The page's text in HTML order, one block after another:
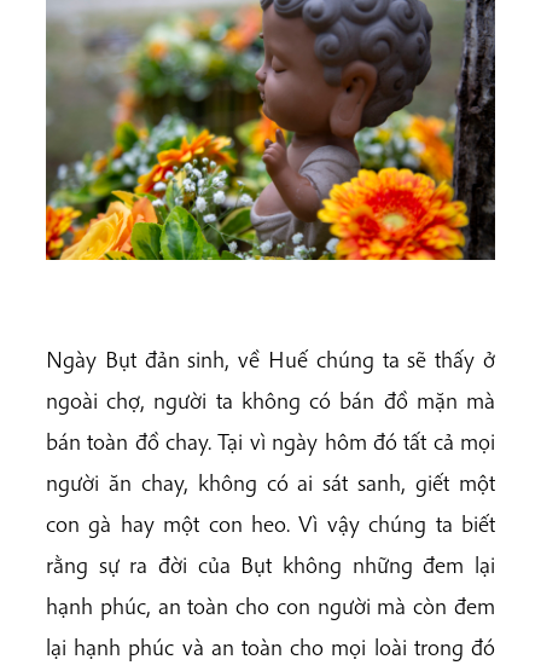
Ngày Bụt đản sinh, về Huế chúng ta sẽ thấy ở
ngoài chợ, người ta không có bán đồ mặn mà
bán toàn đồ chay. Tại vì ngày hôm đó tất cả mọi
người ăn chay, không có ai sát sanh, giết một
con gà hay một con heo. Vì vậy chúng ta biết
rằng sự ra đời của Bụt không những đem lại
hạnh phúc, an toàn cho con người mà còn đem
lại hạnh phúc và an toàn cho mọi loài trong đó